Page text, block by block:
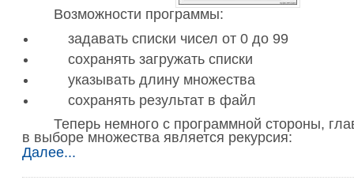
Возможности программы:
задавать списки чисел от 0 до 99
сохранять загружать списки
указывать длину множества
сохранять результат в файл
Теперь немного с программной стороны,
в выборе множества является рекурсия:
Далее...